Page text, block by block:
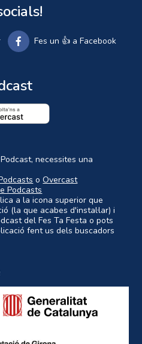
Fes un 👍 a Facebook
necessites una
oOvercast
Podcasts
a la icona superior que
(la que acabes d'instal·lar) i
del Fes Ta Festa o pots
fent us dels buscadors